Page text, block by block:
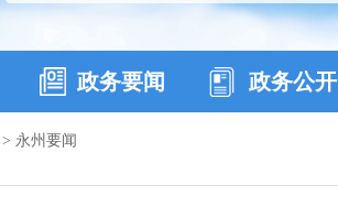
政务要闻 政务公开
> 永州要闻